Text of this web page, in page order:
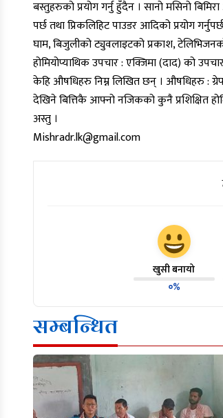
बस्तुहरुको प्रयोग गर्नु हुँदैन । सानो मसिनो
पर्छ तथा प्रिकलिहिट पाउडर आदिको प्रयोग
घाम, बिजुलीको ट्युवलाइटको प्रकाश,
होमियोप्याथिक उपचार : एक्जिमा (दाद) को
केहि औषधिहरु निम्न लिखित छन् । औषधिहरु :
देखिने बित्तिकै आफ्नो नजिकको कुनै प्रशिक्षित
अस्तु ।
Mishradr.lk@gmail.com
खुसी बनायो
०%
सम्बन्धित